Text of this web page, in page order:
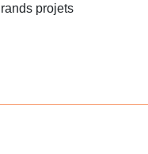
projets